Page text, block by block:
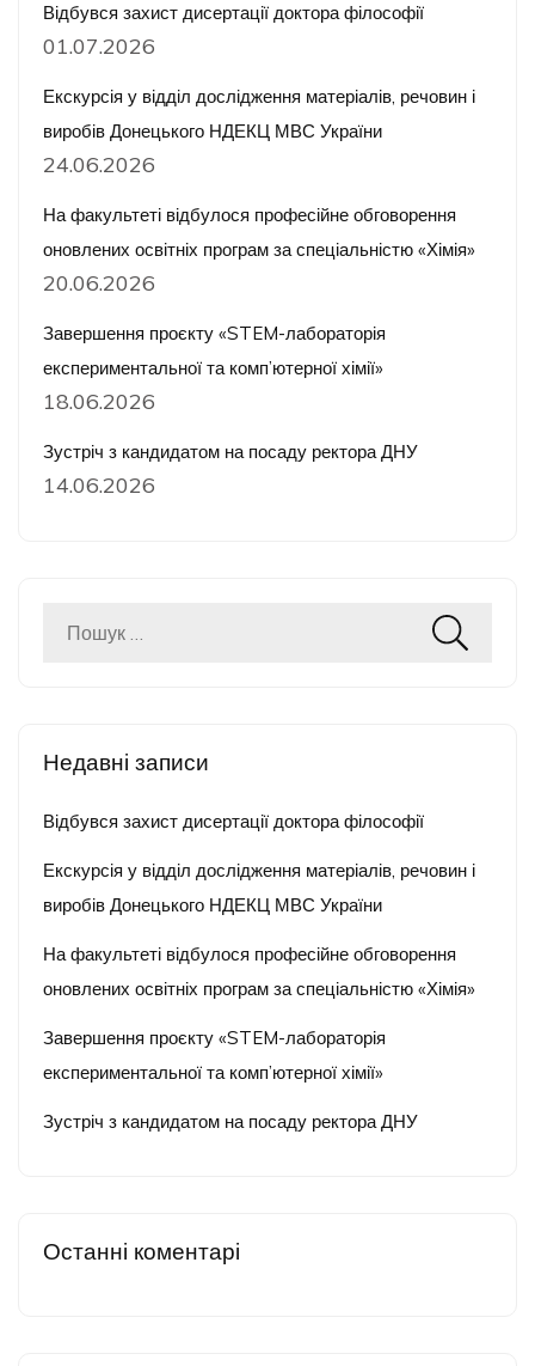
Відбувся захист дисертації доктора філософії
01.07.2026
Екскурсія у відділ дослідження матеріалів, речовин і
виробів Донецького НДЕКЦ МВС України
24.06.2026
На факультеті відбулося професійне обговорення
оновлених освітніх програм за спеціальністю «Хімія»
20.06.2026
Завершення проєкту «STEM-лабораторія
експериментальної та комп’ютерної хімії»
18.06.2026
Зустріч з кандидатом на посаду ректора ДНУ
14.06.2026
Пошук:
Недавні записи
Відбувся захист дисертації доктора філософії
Екскурсія у відділ дослідження матеріалів, речовин і
виробів Донецького НДЕКЦ МВС України
На факультеті відбулося професійне обговорення
оновлених освітніх програм за спеціальністю «Хімія»
Завершення проєкту «STEM-лабораторія
експериментальної та комп’ютерної хімії»
Зустріч з кандидатом на посаду ректора ДНУ
Останні коментарі